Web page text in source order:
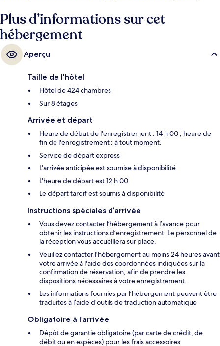
Plus d’informations sur cet
hébergement
Aperçu
Taille de l'hôtel
Hôtel de 424 chambres
Sur 8 étages
Arrivée et départ
Heure de début de l'enregistrement : 14 h 00 ; heure de
fin de l'enregistrement : à tout moment.
Service de départ express
L'arrivée anticipée est soumise à disponibilité
L'heure de départ est 12 h 00
Le départ tardif est soumis à disponibilité
Instructions spéciales d’arrivée
Vous devez contacter l’hébergement à l’avance pour
obtenir les instructions d’enregistrement. Le personnel de
la réception vous accueillera sur place.
Veuillez contacter l'hébergement au moins 24 heures avant
votre arrivée à l'aide des coordonnées indiquées sur la
confirmation de réservation, afin de prendre les
dispositions nécessaires à votre enregistrement.
Les informations fournies par l’hébergement peuvent être
traduites à l’aide d’outils de traduction automatique
Obligatoire à l’arrivée
Dépôt de garantie obligatoire (par carte de crédit, de
débit ou en espèces) pour les frais accessoires